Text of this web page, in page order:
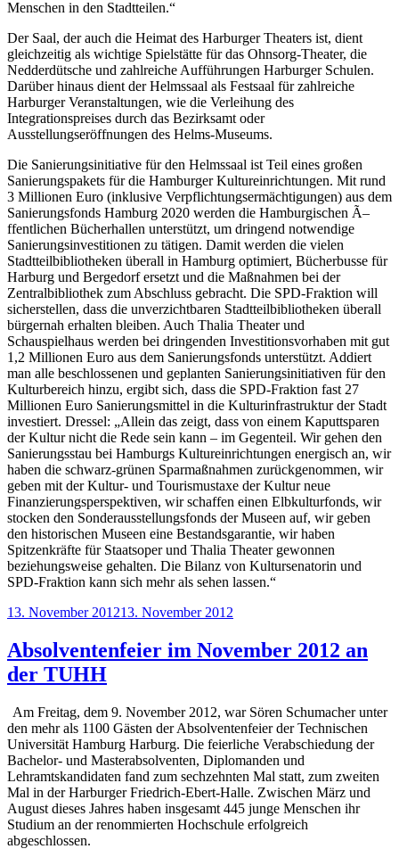
Menschen in den Stadtteilen.“
Der Saal, der auch die Heimat des Harburger Theaters ist, dient
gleichzeitig als wichtige Spielstätte für das Ohnsorg-Theater, die
Nedderdütsche und zahlreiche Aufführungen Harburger Schulen.
Darüber hinaus dient der Helmssaal als Festsaal für zahlreiche
Harburger Veranstaltungen, wie die Verleihung des
Integrationspreises durch das Bezirksamt oder
Ausstellungseröffnungen des Helms-Museums.
Die Sanierungsinitiative für den Helmssaal ist Teil eines großen
Sanierungspakets für die Hamburger Kultureinrichtungen. Mit rund
3 Millionen Euro (inklusive Verpflichtungsermächtigungen) aus dem
Sanierungsfonds Hamburg 2020 werden die Hamburgischen Ã–
ffentlichen Bücherhallen unterstützt, um dringend notwendige
Sanierungsinvestitionen zu tätigen. Damit werden die vielen
Stadtteilbibliotheken überall in Hamburg optimiert, Bücherbusse für
Harburg und Bergedorf ersetzt und die Maßnahmen bei der
Zentralbibliothek zum Abschluss gebracht. Die SPD-Fraktion will
sicherstellen, dass die unverzichtbaren Stadtteilbibliotheken überall
bürgernah erhalten bleiben. Auch Thalia Theater und
Schauspielhaus werden bei dringenden Investitionsvorhaben mit gut
1,2 Millionen Euro aus dem Sanierungsfonds unterstützt. Addiert
man alle beschlossenen und geplanten Sanierungsinitiativen für den
Kulturbereich hinzu, ergibt sich, dass die SPD-Fraktion fast 27
Millionen Euro Sanierungsmittel in die Kulturinfrastruktur der Stadt
investiert. Dressel: „Allein das zeigt, dass von einem Kaputtsparen
der Kultur nicht die Rede sein kann – im Gegenteil. Wir gehen den
Sanierungsstau bei Hamburgs Kultureinrichtungen energisch an, wir
haben die schwarz-grünen Sparmaßnahmen zurückgenommen, wir
geben mit der Kultur- und Tourismustaxe der Kultur neue
Finanzierungsperspektiven, wir schaffen einen Elbkulturfonds, wir
stocken den Sonderausstellungsfonds der Museen auf, wir geben
den historischen Museen eine Bestandsgarantie, wir haben
Spitzenkräfte für Staatsoper und Thalia Theater gewonnen
beziehungsweise gehalten. Die Bilanz von Kultursenatorin und
SPD-Fraktion kann sich mehr als sehen lassen.“
Veröffentlicht
13. November 201213. November 2012
Absolventenfeier im November 2012 an
der TUHH
Am Freitag, dem 9. November 2012, war Sören Schumacher unter
den mehr als 1100 Gästen der Absolventenfeier der Technischen
Universität Hamburg Harburg. Die feierliche Verabschiedung der
Bachelor- und Masterabsolventen, Diplomanden und
Lehramtskandidaten fand zum sechzehnten Mal statt, zum zweiten
Mal in der Harburger Friedrich-Ebert-Halle. Zwischen März und
August dieses Jahres haben insgesamt 445 junge Menschen ihr
Studium an der renommierten Hochschule erfolgreich
abgeschlossen.